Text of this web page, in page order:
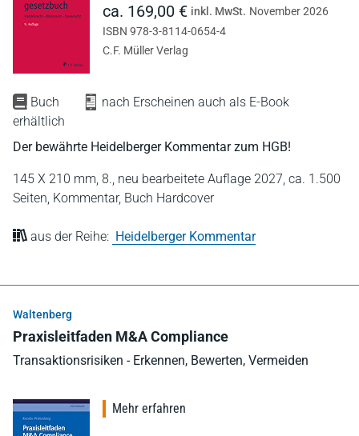
Buch
nach Erscheinen auch als E-Book
erhältlich
Der bewährte Heidelberger Kommentar zum HGB!
145 X 210 mm, 8., neu bearbeitete Auflage 2027, ca. 1.500
Seiten, Kommentar, Buch Hardcover
aus der Reihe: Heidelberger Kommentar
ca. 169,00 € inkl. MwSt. November 2026
ISBN 978-3-8114-0654-4
C.F. Müller Verlag
Waltenberg
Praxisleitfaden M&A Compliance
Transaktionsrisiken - Erkennen, Bewerten, Vermeiden
Mehr erfahren